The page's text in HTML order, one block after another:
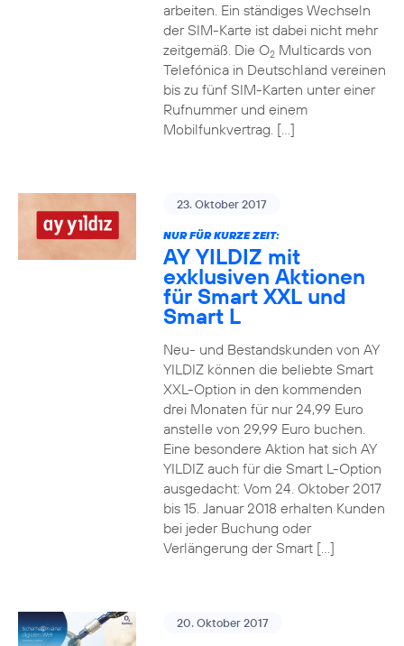
arbeiten. Ein ständiges Wechseln
der SIM-Karte ist dabei nicht mehr
zeitgemäß. Die O2Multicards von
Telefónica in Deutschland vereinen
bis zu fünf SIM-Karten unter einer
Rufnummer und einem
Mobilfunkvertrag. […]
23. Oktober 2017
NUR FÜR KURZE ZEIT:
AY YILDIZ mit
exklusiven Aktionen
für Smart XXL und
Smart L
Neu- und Bestandskunden von AY
YILDIZ können die beliebte Smart
XXL-Option in den kommenden
drei Monaten für nur 24,99 Euro
anstelle von 29,99 Euro buchen.
Eine besondere Aktion hat sich AY
YILDIZ auch für die Smart L-Option
ausgedacht: Vom 24. Oktober 2017
bis 15. Januar 2018 erhalten Kunden
bei jeder Buchung oder
Verlängerung der Smart […]
20. Oktober 2017